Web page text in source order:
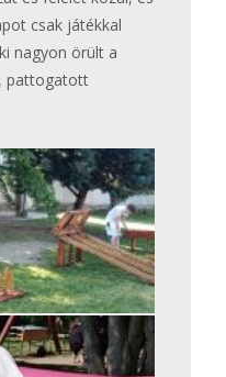
csak játékkal
nagyon örült a
pattogatott